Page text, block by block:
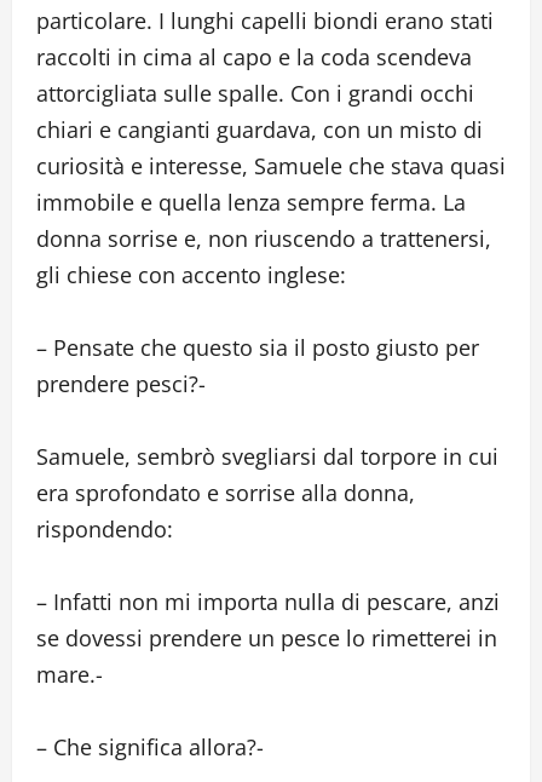
particolare. I lunghi capelli biondi erano stati
raccolti in cima al capo e la coda scendeva
attorcigliata sulle spalle. Con i grandi occhi
chiari e cangianti guardava, con un misto di
curiosità e interesse, Samuele che stava quasi
immobile e quella lenza sempre ferma. La
donna sorrise e, non riuscendo a trattenersi,
gli chiese con accento inglese:
– Pensate che questo sia il posto giusto per
prendere pesci?-
Samuele, sembrò svegliarsi dal torpore in cui
era sprofondato e sorrise alla donna,
rispondendo:
– Infatti non mi importa nulla di pescare, anzi
se dovessi prendere un pesce lo rimetterei in
mare.-
– Che significa allora?-